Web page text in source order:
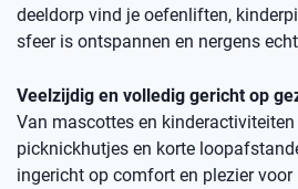
deeldorp vind je oefenliften,
sfeer is ontspannen en nergens
Veelzijdig en volledig gericht op
Van mascottes en
picknickhutjes en korte
ingericht op comfort en plezier voor